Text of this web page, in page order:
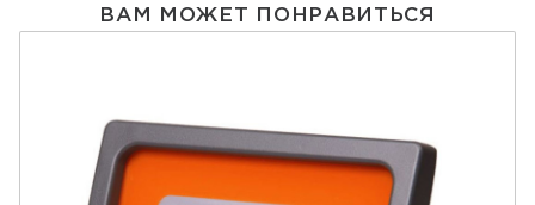
ВАМ МОЖЕТ ПОНРАВИТЬСЯ